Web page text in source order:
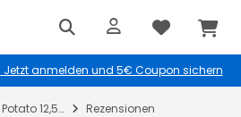
Jetzt anmelden und 5€ Coupon sichern
Josera Duck & Potato 12,5 kg Rezensionen